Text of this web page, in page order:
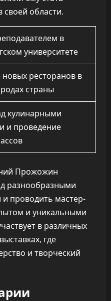
области.
в
университете
ресторанов в
страны
кулинарными
и проведение
Прожожин
разнообразными
проводить мастер-
и уникальными
в различных
где
и творческий